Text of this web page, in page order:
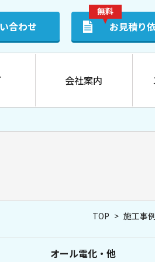
合わせ
無料
お見積り
JP1-610G
会社案内
TOP > 施工事例
オール電化・他